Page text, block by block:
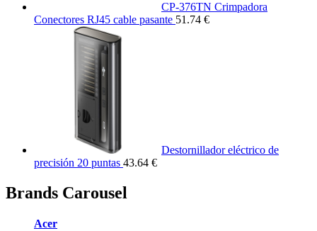
CP-376TN Crimpadora
Conectores RJ45 cable pasante 51.74 €
Destornillador eléctrico de
precisión 20 puntas 43.64 €
Brands Carousel
Acer